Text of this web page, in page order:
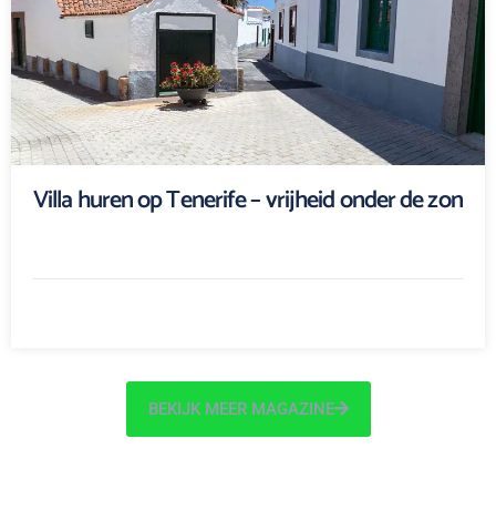
Villa huren op Tenerife – vrijheid onder de zon
BEKIJK MEER MAGAZINE